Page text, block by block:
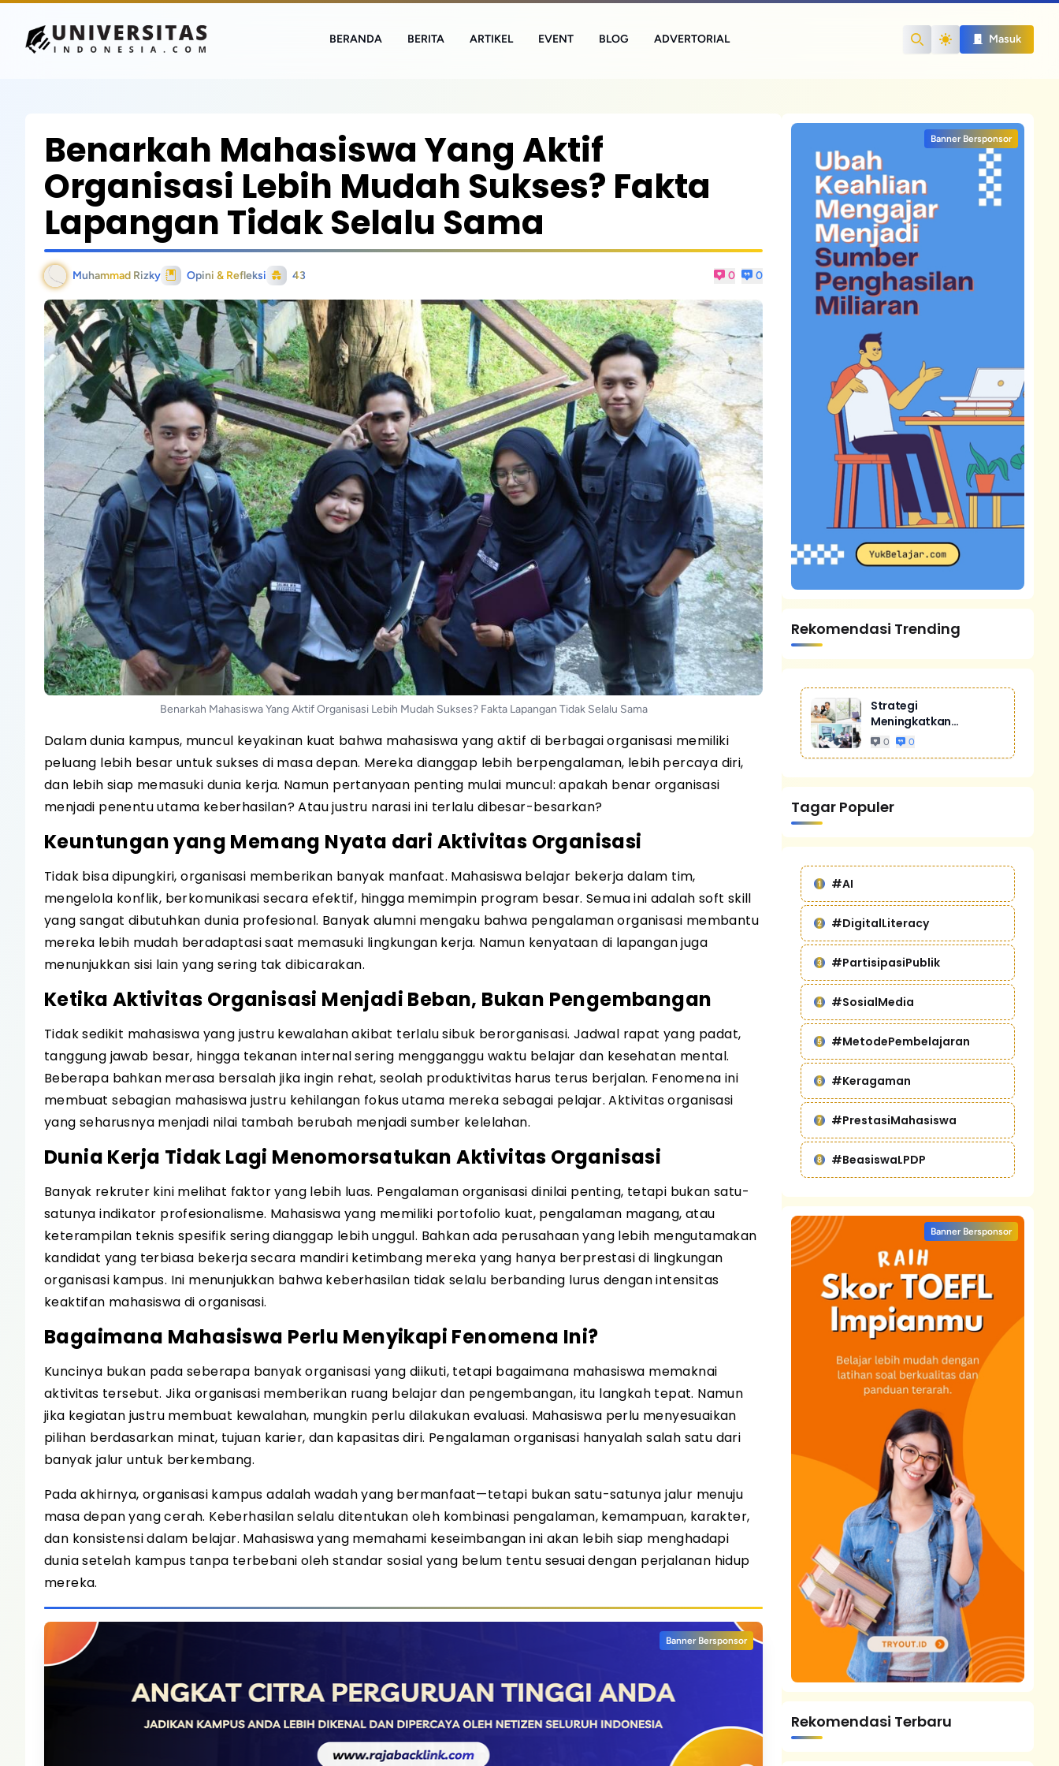
Search
Masuk
BERANDA BERITA ARTIKEL EVENT BLOG ADVERTORIAL
Benarkah Mahasiswa Yang Aktif
Organisasi Lebih Mudah Sukses? Fakta
Lapangan Tidak Selalu Sama
Muhammad Rizky Opini & Refleksi 43 0 0
Benarkah Mahasiswa Yang Aktif Organisasi Lebih Mudah Sukses? Fakta Lapangan Tidak Selalu Sama
Dalam dunia kampus, muncul keyakinan kuat bahwa mahasiswa yang aktif di berbagai organisasi memiliki
peluang lebih besar untuk sukses di masa depan. Mereka dianggap lebih berpengalaman, lebih percaya diri,
dan lebih siap memasuki dunia kerja. Namun pertanyaan penting mulai muncul: apakah benar organisasi
menjadi penentu utama keberhasilan? Atau justru narasi ini terlalu dibesar-besarkan?
Keuntungan yang Memang Nyata dari Aktivitas Organisasi
Tidak bisa dipungkiri, organisasi memberikan banyak manfaat. Mahasiswa belajar bekerja dalam tim,
mengelola konflik, berkomunikasi secara efektif, hingga memimpin program besar. Semua ini adalah soft skill
yang sangat dibutuhkan dunia profesional. Banyak alumni mengaku bahwa pengalaman organisasi membantu
mereka lebih mudah beradaptasi saat memasuki lingkungan kerja. Namun kenyataan di lapangan juga
menunjukkan sisi lain yang sering tak dibicarakan.
Ketika Aktivitas Organisasi Menjadi Beban, Bukan Pengembangan
Tidak sedikit mahasiswa yang justru kewalahan akibat terlalu sibuk berorganisasi. Jadwal rapat yang padat,
tanggung jawab besar, hingga tekanan internal sering mengganggu waktu belajar dan kesehatan mental.
Beberapa bahkan merasa bersalah jika ingin rehat, seolah produktivitas harus terus berjalan. Fenomena ini
membuat sebagian mahasiswa justru kehilangan fokus utama mereka sebagai pelajar. Aktivitas organisasi
yang seharusnya menjadi nilai tambah berubah menjadi sumber kelelahan.
Dunia Kerja Tidak Lagi Menomorsatukan Aktivitas Organisasi
Banyak rekruter kini melihat faktor yang lebih luas. Pengalaman organisasi dinilai penting, tetapi bukan satu-
satunya indikator profesionalisme. Mahasiswa yang memiliki portofolio kuat, pengalaman magang, atau
keterampilan teknis spesifik sering dianggap lebih unggul. Bahkan ada perusahaan yang lebih mengutamakan
kandidat yang terbiasa bekerja secara mandiri ketimbang mereka yang hanya berprestasi di lingkungan
organisasi kampus. Ini menunjukkan bahwa keberhasilan tidak selalu berbanding lurus dengan intensitas
keaktifan mahasiswa di organisasi.
Bagaimana Mahasiswa Perlu Menyikapi Fenomena Ini?
Kuncinya bukan pada seberapa banyak organisasi yang diikuti, tetapi bagaimana mahasiswa memaknai
aktivitas tersebut. Jika organisasi memberikan ruang belajar dan pengembangan, itu langkah tepat. Namun
jika kegiatan justru membuat kewalahan, mungkin perlu dilakukan evaluasi. Mahasiswa perlu menyesuaikan
pilihan berdasarkan minat, tujuan karier, dan kapasitas diri. Pengalaman organisasi hanyalah salah satu dari
banyak jalur untuk berkembang.
Pada akhirnya, organisasi kampus adalah wadah yang bermanfaat—tetapi bukan satu-satunya jalur menuju
masa depan yang cerah. Keberhasilan selalu ditentukan oleh kombinasi pengalaman, kemampuan, karakter,
dan konsistensi dalam belajar. Mahasiswa yang memahami keseimbangan ini akan lebih siap menghadapi
dunia setelah kampus tanpa terbebani oleh standar sosial yang belum tentu sesuai dengan perjalanan hidup
mereka.
Banner Bersponsor
Banner Bersponsor
Rekomendasi Trending
Strategi
Meningkatkan
Penjualan Melalui
0 0
Tagar Populer
#AI
#DigitalLiteracy
#PartisipasiPublik
#SosialMedia
#MetodePembelajaran
#Keragaman
#PrestasiMahasiswa
#BeasiswaLPDP
Banner Bersponsor
Rekomendasi Terbaru